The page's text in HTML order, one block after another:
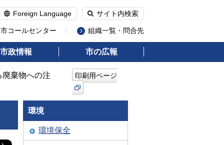
Foreign Language サイト内検索
コールセンター 組織一覧・問合先
市政情報 市の広報
棄物への注 印刷用ページ
環境
環境保全